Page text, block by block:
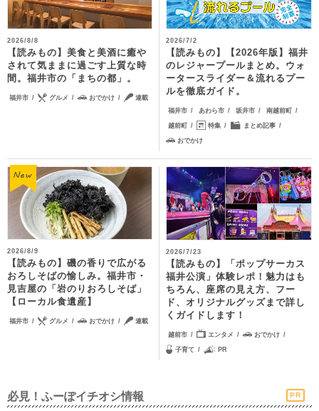
2026/8/8
【読みもの】美食と美酒に癒や
されて気ままに過ごす上質な時
間。福井市の「まちの都」。
福井市 グルメ おでかけ 連載
2026/7/2
【読みもの】【2026年版】福井
のレジャープールまとめ。ウォ
ータースライダー＆流れるプー
ルを徹底ガイド。
福井市 あわら市 坂井市 南越前町
越前町 特集 まとめ記事
おでかけ
2026/8/9
【読みもの】磯の香りで広がる
おろしそばの愉しみ。福井市・
見吉屋の「岩のりおろしそば」
【ローカル食遺産】
福井市 グルメ おでかけ 連載
2026/7/23
【読みもの】「ポップサーカス
福井公演」体験レポ！魅力はも
ちろん、座席の見え方、フー
ド、オリジナルグッズまで詳し
くガイドします！
越前市 エンタメ おでかけ
子育て PR
必見！ふーぽイチオシ情報 PR